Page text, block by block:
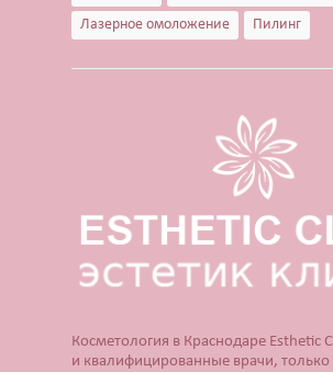
Лазерное омоложение
Пилинг
Косметология в Краснодаре Esthetic
и квалифицированные врачи, только